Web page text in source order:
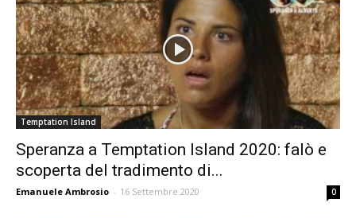
Temptation Island
Speranza a Temptation Island 2020: falò e
scoperta del tradimento di...
Emanuele Ambrosio - 16 Settembre 2020 0